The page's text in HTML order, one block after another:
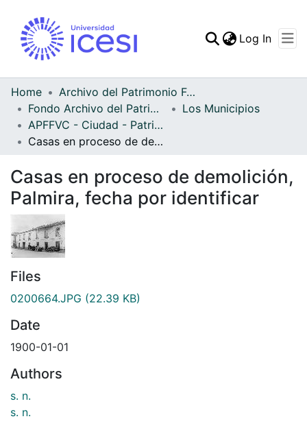
Statistics
Log In
Home
Archivo del Patrimonio Fotográfico y Fílmico del Valle del Cauca
Fondo Archivo del Patrimonio Fotográfico y Fílmico del Valle del Cauca
Los Municipios
APFFVC - Ciudad - Patrimonial
Casas en proceso de demolición, Palmira, fecha por identificar
Casas en proceso de demolición,
Palmira, fecha por identificar
Files
0200664.JPG (22.39 KB)
Date
1900-01-01
Authors
s. n.
s. n.